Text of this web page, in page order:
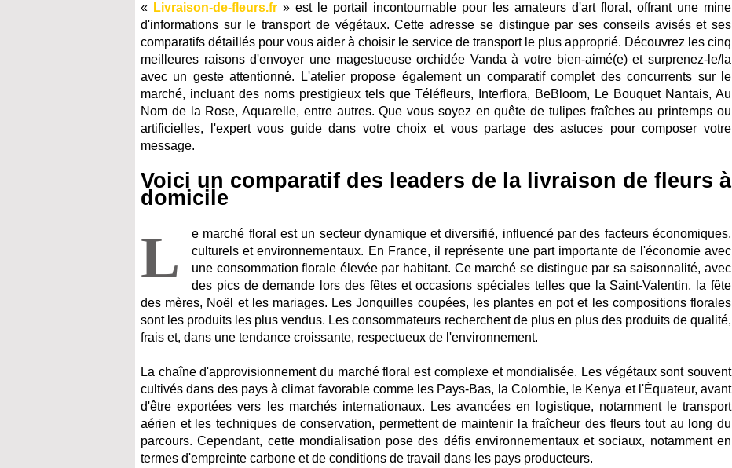
« Livraison-de-fleurs.fr » est le portail incontournable pour les amateurs d'art floral, offrant une mine
d'informations sur le transport de végétaux. Cette adresse se distingue par ses conseils avisés et ses
comparatifs détaillés pour vous aider à choisir le service de transport le plus approprié. Découvrez les cinq
meilleures raisons d'envoyer une magestueuse orchidée Vanda à votre bien-aimé(e) et surprenez-le/la
avec un geste attentionné. L'atelier propose également un comparatif complet des concurrents sur le
marché, incluant des noms prestigieux tels que Téléfleurs, Interflora, BeBloom, Le Bouquet Nantais, Au
Nom de la Rose, Aquarelle, entre autres. Que vous soyez en quête de tulipes fraîches au printemps ou
artificielles, l'expert vous guide dans votre choix et vous partage des astuces pour composer votre
message.
Voici un comparatif des leaders de la livraison de fleurs à
domicile
L
e marché floral est un secteur dynamique et diversifié, influencé par des facteurs économiques,
culturels et environnementaux. En France, il représente une part importante de l'économie avec
une consommation florale élevée par habitant. Ce marché se distingue par sa saisonnalité, avec
des pics de demande lors des fêtes et occasions spéciales telles que la Saint-Valentin, la fête
des mères, Noël et les mariages. Les Jonquilles coupées, les plantes en pot et les compositions florales
sont les produits les plus vendus. Les consommateurs recherchent de plus en plus des produits de qualité,
frais et, dans une tendance croissante, respectueux de l'environnement.
La chaîne d'approvisionnement du marché floral est complexe et mondialisée. Les végétaux sont souvent
cultivés dans des pays à climat favorable comme les Pays-Bas, la Colombie, le Kenya et l'Équateur, avant
d'être exportées vers les marchés internationaux. Les avancées en logistique, notamment le transport
aérien et les techniques de conservation, permettent de maintenir la fraîcheur des fleurs tout au long du
parcours. Cependant, cette mondialisation pose des défis environnementaux et sociaux, notamment en
termes d'empreinte carbone et de conditions de travail dans les pays producteurs.